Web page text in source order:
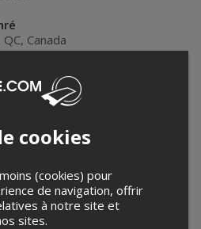
QC, Canada
de mandataire pour
événements.
de cet événement, veuillez
MICROBRASSERIE LA
.
cookies
(cookies) pour
de navigation, offrir
à notre site et
sites.